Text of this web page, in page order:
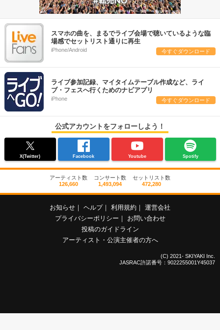
スマホの曲を、まるでライブ会場で聴いているような臨
場感でセットリスト通りに再生
iPhone/Android 今すぐダウンロード
ライブ参加記録、マイタイムテーブル作成など、ライ
ブ・フェスへ行くためのナビアプリ
iPhone 今すぐダウンロード
公式アカウントをフォローしよう！
X(Twitter) Facebook Youtube Spotify
アーティスト数
126,660
コンサート数
1,493,094
セットリスト数
472,280
お知らせ ヘルプ 利用規約
運営会社
プライバシーポリシー
お問い合わせ
投稿のガイドライン
アーティスト・公演主催者の方へ
(C) 2021- SKIYAKI Inc.
JASRAC許諾番号：9022255001Y45037